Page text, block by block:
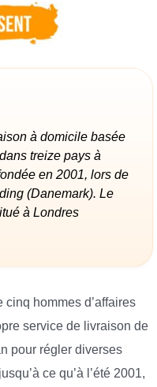
à domicile basée
treize pays à
en 2001, lors de
(Danemark). Le
à Londres
hommes d’affaires
service de livraison de
pour régler diverses
ce qu’à l’été 2001,